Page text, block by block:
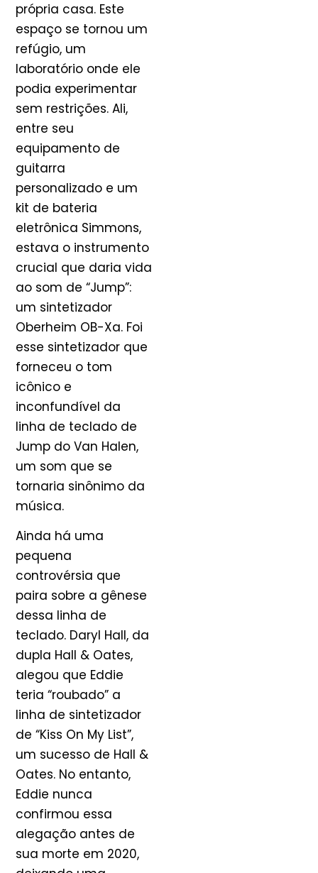
própria casa. Este
espaço se tornou um
refúgio, um
laboratório onde ele
podia experimentar
sem restrições. Ali,
entre seu
equipamento de
guitarra
personalizado e um
kit de bateria
eletrônica Simmons,
estava o instrumento
crucial que daria vida
ao som de “Jump”:
um sintetizador
Oberheim OB-Xa. Foi
esse sintetizador que
forneceu o tom
icônico e
inconfundível da
linha de teclado de
Jump do Van Halen,
um som que se
tornaria sinônimo da
música.
Ainda há uma
pequena
controvérsia que
paira sobre a gênese
dessa linha de
teclado. Daryl Hall, da
dupla Hall & Oates,
alegou que Eddie
teria “roubado” a
linha de sintetizador
de “Kiss On My List”,
um sucesso de Hall &
Oates. No entanto,
Eddie nunca
confirmou essa
alegação antes de
sua morte em 2020,